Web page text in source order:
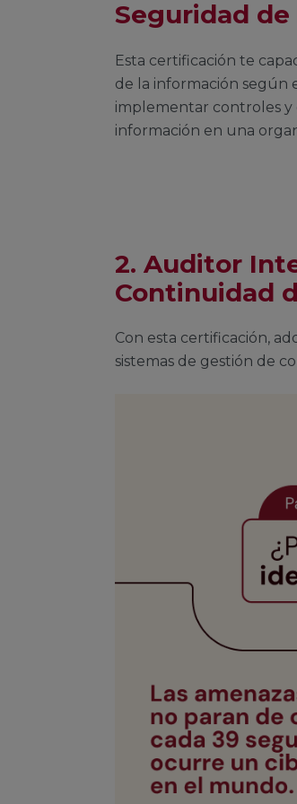
Seguridad de
Esta certificación te
de la información según
implementar controles y
información en una
2. Auditor
Continuidad
Con esta certificación,
sistemas de gestión de